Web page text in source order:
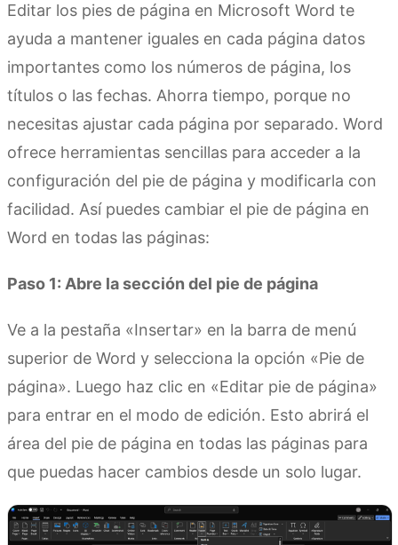
Editar los pies de página en Microsoft Word te
ayuda a mantener iguales en cada página datos
importantes como los números de página, los
títulos o las fechas. Ahorra tiempo, porque no
necesitas ajustar cada página por separado. Word
ofrece herramientas sencillas para acceder a la
configuración del pie de página y modificarla con
facilidad. Así puedes cambiar el pie de página en
Word en todas las páginas:
Paso 1: Abre la sección del pie de página
Ve a la pestaña «Insertar» en la barra de menú
superior de Word y selecciona la opción «Pie de
página». Luego haz clic en «Editar pie de página»
para entrar en el modo de edición. Esto abrirá el
área del pie de página en todas las páginas para
que puedas hacer cambios desde un solo lugar.